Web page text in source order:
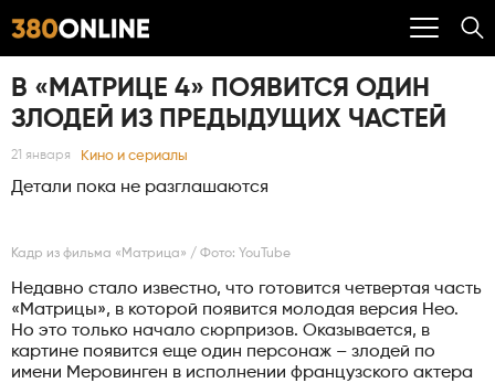
В «МАТРИЦЕ 4» ПОЯВИТСЯ ОДИН
ЗЛОДЕЙ ИЗ ПРЕДЫДУЩИХ ЧАСТЕЙ
21 января Кино и сериалы
Детали пока не разглашаются
Кадр из фильма «Матрица» / Фото: YouTube
Недавно стало известно, что готовится четвертая часть
«Матрицы», в которой появится молодая версия Нео.
Но это только начало сюрпризов. Оказывается, в
картине появится еще один персонаж – злодей по
имени Меровинген в исполнении французского актера